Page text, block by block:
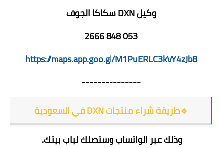
وكيل DXN سكاكا الجوف
https://maps.app.goo.gl/M1PuERLC3kVY4zJb8
---------------
🔹طريقة شراء منتجات DXN في السعودية
وذلك عبر الواتساب وستصلك لباب بيتك.